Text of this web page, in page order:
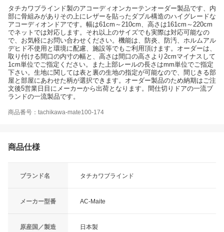
タチカワブラインド製のアコーディオンカーテンオーダー製品です、内
部に骨組みがありその上にレザーを貼ったダブル構造のハイグレードな
アコーディオンドアです。幅は61cm～210cm、高さは161cm～220cm
でネットでは対応します。それ以上のサイズでも実際は対応可能なの
で、お気軽にお問い合わせください。機能は、防炎、防汚、ホルムアル
デヒド不使用と環境に配慮、施設等でもご利用頂けます。オーダーは、
取り付ける間口の内寸の幅と、高さは間口の高さより2cmマイナスして
1cm単位でご指定ください。また上部レールの長さはmm単位でご指定
下さい。生地に関しては表と裏の生地の指定が可能なので、間じきる部
屋と部屋にあわせた柄が選択できます。オーダー製品のため納期はご注
文後5営業日目にメーカーから出荷となります。間仕切りドアの一流ブ
ランドの一流製品です。
商品番号：tachikawa-mate100-174
商品仕様
ブランド名 タチカワブラインド
メーカー型番 AC-Maite
原産国／製造
日本製